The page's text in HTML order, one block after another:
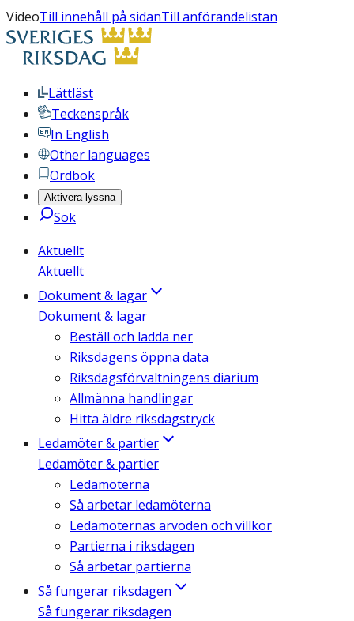
VideoTill innehåll på sidanTill anförandelistan
Lättläst
Teckenspråk
In English
Other languages
Ordbok
Aktivera lyssna
Sök
Aktuellt
Aktuellt
Dokument & lagar
Dokument & lagar
Beställ och ladda ner
Riksdagens öppna data
Riksdagsförvaltningens diarium
Allmänna handlingar
Hitta äldre riksdagstryck
Ledamöter & partier
Ledamöter & partier
Ledamöterna
Så arbetar ledamöterna
Ledamöternas arvoden och villkor
Partierna i riksdagen
Så arbetar partierna
Så fungerar riksdagen
Så fungerar riksdagen